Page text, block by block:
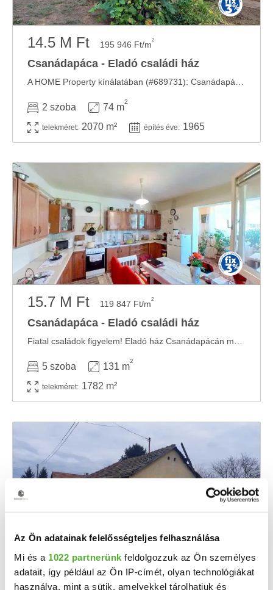
Az Ön adatainak felelősségteljes felhasználása
Mi és a 1022 partnerünk feldolgozzuk az Ön személyes
adatait, így például az Ön IP-címét, olyan technológiákat
használva, mint a sütik, amelyekkel tárolhatjuk és
14.5 M Ft 195 946 Ft/m2
Csanádapáca - Eladó családi ház
2 szoba 74 m
2
telekméret: 2070 m² építés éve: 1965
15.7 M Ft 119 847 Ft/m2
Csanádapáca - Eladó családi ház
5 szoba 131 m
2
telekméret: 1782 m²
4.99 M Ft 90 727 Ft/m2
Csanádapáca, Árpád utca 6 - Eladó